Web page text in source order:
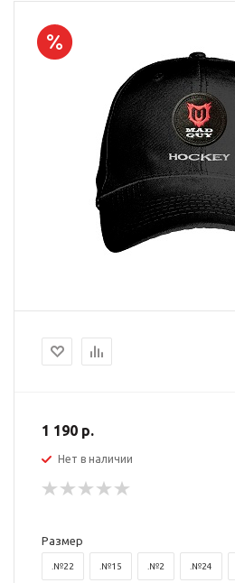
1 190 р.
Нет в наличии
Размер
.№22 .№15 .№2 .№24